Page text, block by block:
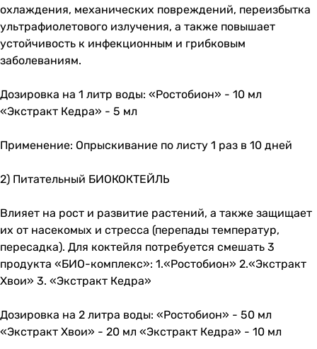
охлаждения, механических повреждений, переизбытка
ультрафиолетового излучения, а также повышает
устойчивость к инфекционным и грибковым
заболеваниям.
Дозировка на 1 литр воды: «Ростобион» - 10 мл
«Экстракт Кедра» - 5 мл
Применение: Опрыскивание по листу 1 раз в 10 дней
2) Питательный БИОКОКТЕЙЛЬ
Влияет на рост и развитие растений, а также защищает
их от насекомых и стресса (перепады температур,
пересадка). Для коктейля потребуется смешать 3
продукта «БИО-комплекс»: 1.«Ростобион» 2.«Экстракт
Хвои» 3. «Экстракт Кедра»
Дозировка на 2 литра воды: «Ростобион» - 50 мл
«Экстракт Хвои» - 20 мл «Экстракт Кедра» - 10 мл